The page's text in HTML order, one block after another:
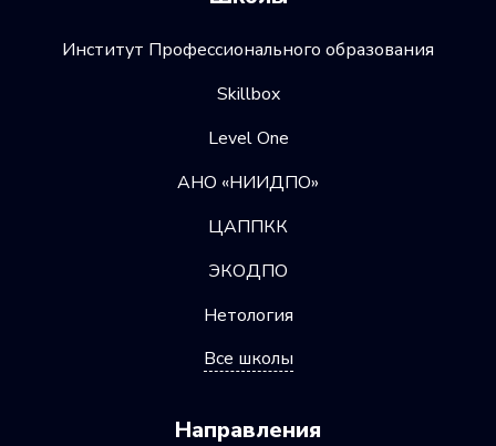
используется в различных отраслях,
включая архитектуру, дизайн
работы в Rhinoceros может открыть
множество возможностей для
профессионального роста и развития.
Институт Профессионального образования
Skillbox
Level One
АНО «НИИДПО»
ЦАППКК
ЭКОДПО
Нетология
Все школы
Направления